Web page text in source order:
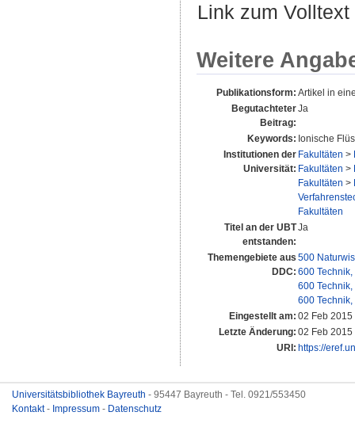
Link zum
Weitere
Publikationsform: Artikel in
Begutachteter
Beitrag:
Ja
Keywords: Ionische
Institutionen der
Universität:
Fakultäten >
Fakultäten >
Fakultäten >
Fakultäten
Titel an der UBT
entstanden:
Ja
Themengebiete aus
DDC:
500
600
600
600
Eingestellt am: 02 Feb 2015
Letzte Änderung: 02 Feb 2015
URI: https://
Universitätsbibliothek Bayreuth - 95447 Bayreuth - Tel. 0921/553450
Kontakt- Impressum - Datenschutz